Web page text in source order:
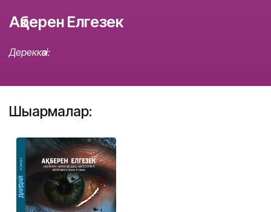
Ақберен Елгезек
Дереккөзі:
Шығармалар: